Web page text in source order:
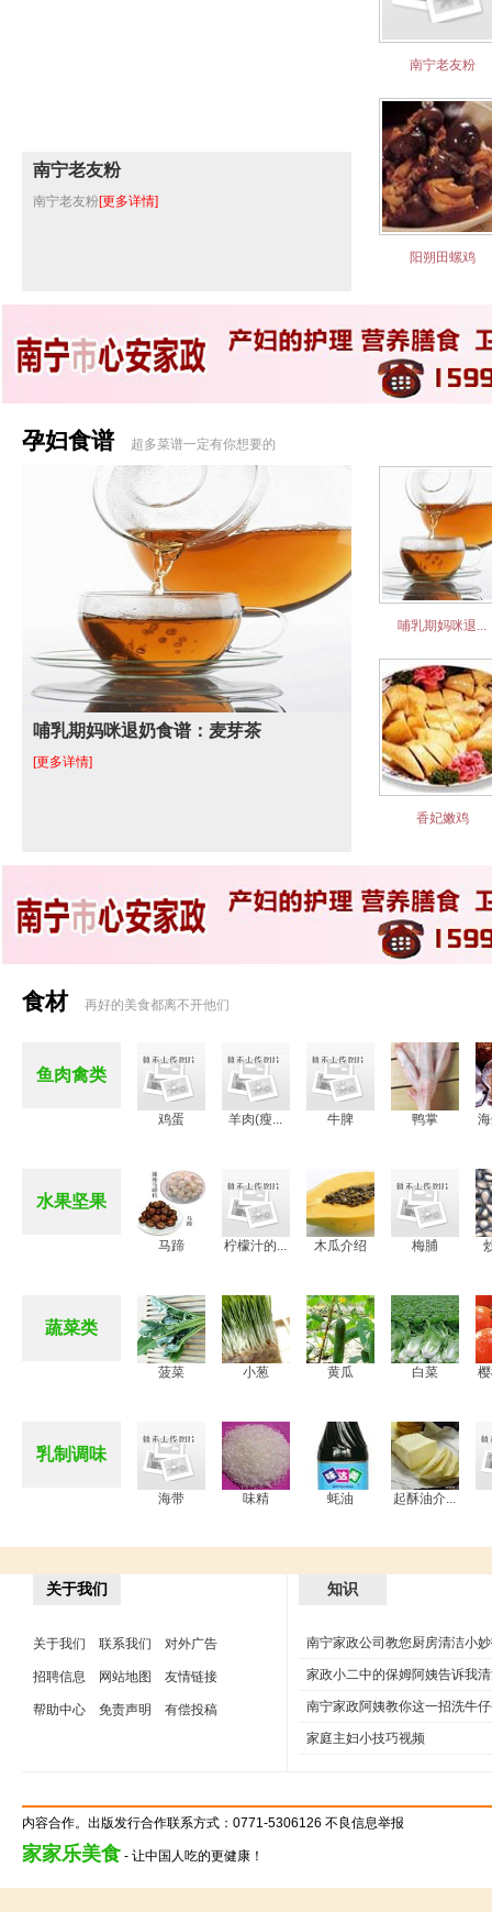
南宁老友粉
南宁老友粉[更多详情]
南宁老友粉
阳朔田螺鸡
孕妇食谱 超多菜谱一定有你想要的
哺乳期妈咪退奶食谱：麦芽茶
[更多详情]
哺乳期妈咪退...
香妃嫩鸡
食材 再好的美食都离不开他们
鱼肉禽类
鸡蛋 羊肉(瘦... 牛脾 鸭掌
水果坚果
马蹄 柠檬汁的... 木瓜介绍 梅脯
蔬菜类
菠菜 小葱 黄瓜 白菜
乳制调味
海带 味精 蚝油 起酥油介...
关于我们
关于我们 联系我们 对外广告
招聘信息 网站地图 友情链接
帮助中心 免责声明 有偿投稿
知识
南宁家政公司教您厨房清洁小
家政小二中的保姆阿姨告诉我
南宁家政阿姨教你这一招洗牛
家庭主妇小技巧视频
内容合作。出版发行合作联系方式：0771-5306126 不良信息举报
家家乐美食 - 让中国人吃的更健康！